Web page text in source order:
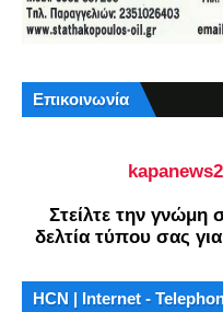
Επικοινωνία
Στείλτε την
δελτία τύπου σας
HCN | Internet -